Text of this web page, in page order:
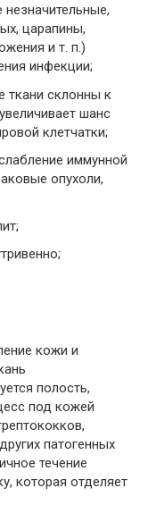
царапины,
и т. п.)
инфекции;
ткани склонны к
шанс
клетчатки;
иммунной
опухоли,
кожи и
полость,
под кожей
патогенных
течение
которая отделяет